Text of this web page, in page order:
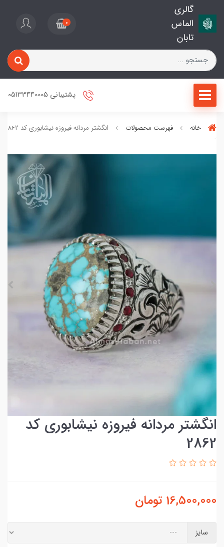
گالری
الماس
تابان
0
پشتیبانی 05133440005
خانه فهرست محصولات انگشتر مردانه فیروزه نیشابوری کد 2862
انگشتر مردانه فیروزه نیشابوری کد
2862
16,500,000 تومان
سایز